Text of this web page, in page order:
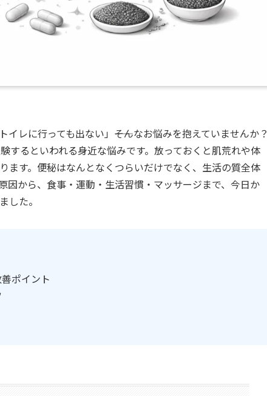
レに行っても出ない」――そんなお悩みを抱えていませんか？
するといわれる身近な悩みです。放っておくと肌荒れや体
ます。便秘はなんとなくつらいだけでなく、生活の質全体
因から、食事・運動・生活習慣・マッサージまで、今日か
した。
ポイント